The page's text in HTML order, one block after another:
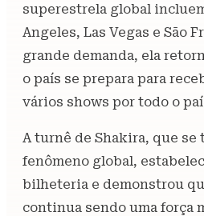
superestrela global
Angeles, Las Vegas e São
grande demanda, ela
o país se prepara para
vários shows por todo o
A turnê de Shakira, que se
fenômeno global,
bilheteria e demonstrou
continua sendo uma força